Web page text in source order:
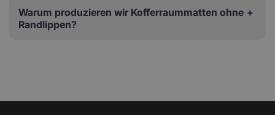
Warum produzieren wir Kofferraummatten ohne
Randlippen?